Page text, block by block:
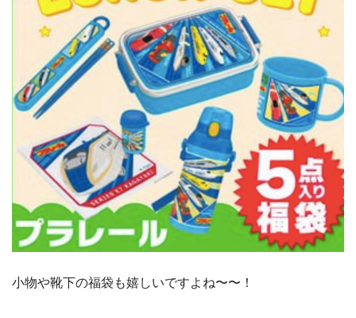
小物や靴下の福袋も嬉しいですよね〜〜！